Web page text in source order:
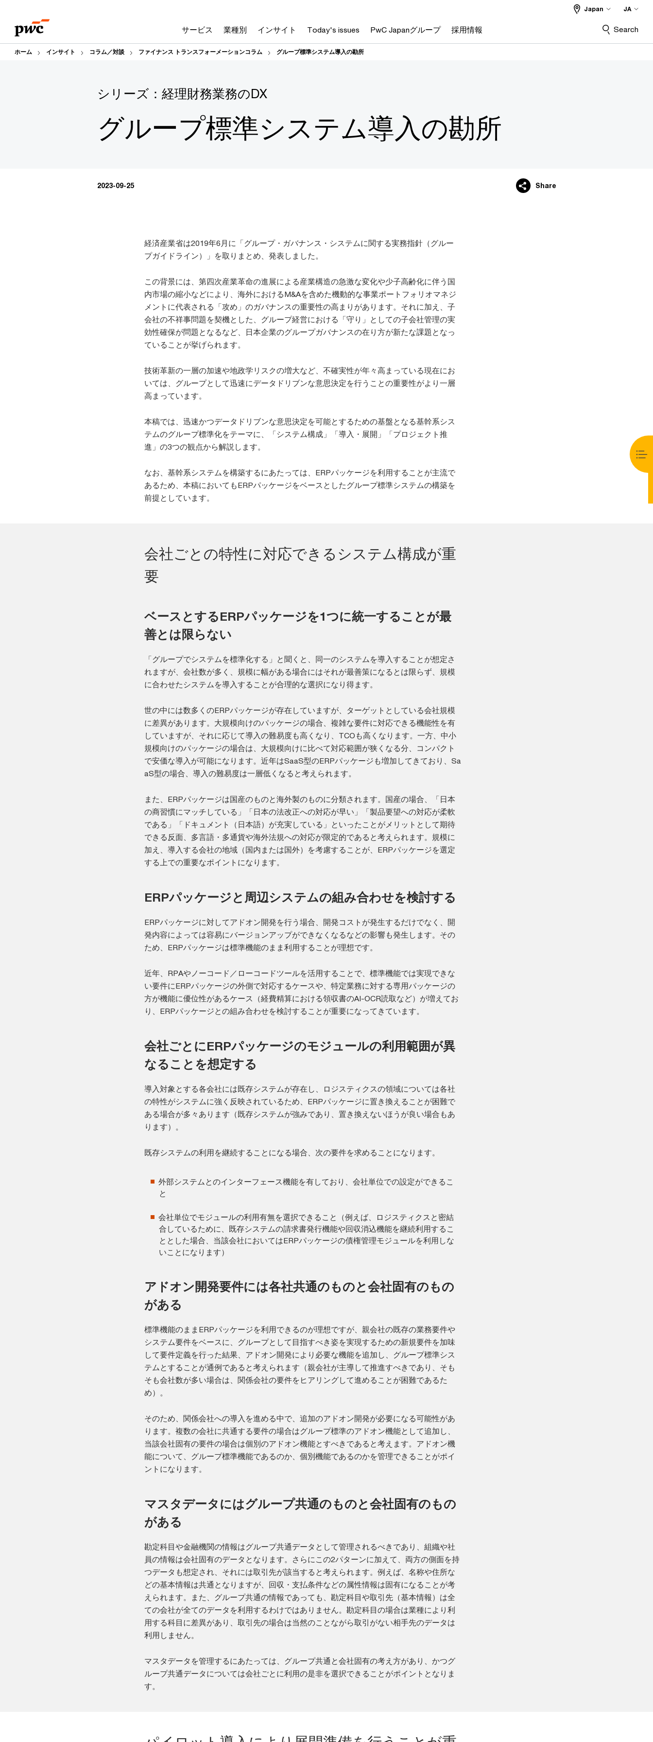
content
footer
サービス 業種別 インサイト Today's issues PwC Japanグループ 採用情報
Japan JA
Search
ホーム インサイト コラム／対談 ファイナンス トランスフォーメーションコラム グループ標準システム導入の勘所
シリーズ：経理財務業務のDX
グループ標準システム導入の勘所
2023-09-25 Share
経済産業省は2019年6月に「グループ・ガバナンス・システムに関する実務指針（グルー
プガイドライン）」を取りまとめ、発表しました。
この背景には、第四次産業革命の進展による産業構造の急激な変化や少子高齢化に伴う国
内市場の縮小などにより、海外におけるM&Aを含めた機動的な事業ポートフォリオマネジ
メントに代表される「攻め」のガバナンスの重要性の高まりがあります。それに加え、子
会社の不祥事問題を契機とした、グループ経営における「守り」としての子会社管理の実
効性確保が問題となるなど、日本企業のグループガバナンスの在り方が新たな課題となっ
ていることが挙げられます。
技術革新の一層の加速や地政学リスクの増大など、不確実性が年々高まっている現在にお
いては、グループとして迅速にデータドリブンな意思決定を行うことの重要性がより一層
高まっています。
本稿では、迅速かつデータドリブンな意思決定を可能とするための基盤となる基幹系シス
テムのグループ標準化をテーマに、「システム構成」「導入・展開」「プロジェクト推
進」の3つの観点から解説します。
なお、基幹系システムを構築するにあたっては、ERPパッケージを利用することが主流で
あるため、本稿においてもERPパッケージをベースとしたグループ標準システムの構築を
前提としています。
会社ごとの特性に対応できるシステム構成が重
要
ベースとするERPパッケージを1つに統一することが最
善とは限らない
「グループでシステムを標準化する」と聞くと、同一のシステムを導入することが想定さ
れますが、会社数が多く、規模に幅がある場合にはそれが最善策になるとは限らず、規模
に合わせたシステムを導入することが合理的な選択になり得ます。
世の中には数多くのERPパッケージが存在していますが、ターゲットとしている会社規模
に差異があります。大規模向けのパッケージの場合、複雑な要件に対応できる機能性を有
していますが、それに応じて導入の難易度も高くなり、TCOも高くなります。一方、中小
規模向けのパッケージの場合は、大規模向けに比べて対応範囲が狭くなる分、コンパクト
で安価な導入が可能になります。近年はSaaS型のERPパッケージも増加してきており、Sa
aS型の場合、導入の難易度は一層低くなると考えられます。
また、ERPパッケージは国産のものと海外製のものに分類されます。国産の場合、「日本
の商習慣にマッチしている」「日本の法改正への対応が早い」「製品要望への対応が柔軟
である」「ドキュメント（日本語）が充実している」といったことがメリットとして期待
できる反面、多言語・多通貨や海外法規への対応が限定的であると考えられます。規模に
加え、導入する会社の地域（国内または国外）を考慮することが、ERPパッケージを選定
する上での重要なポイントになります。
ERPパッケージと周辺システムの組み合わせを検討する
ERPパッケージに対してアドオン開発を行う場合、開発コストが発生するだけでなく、開
発内容によっては容易にバージョンアップができなくなるなどの影響も発生します。その
ため、ERPパッケージは標準機能のまま利用することが理想です。
近年、RPAやノーコード／ローコードツールを活用することで、標準機能では実現できな
い要件にERPパッケージの外側で対応するケースや、特定業務に対する専用パッケージの
方が機能に優位性があるケース（経費精算における領収書のAI-OCR読取など）が増えてお
り、ERPパッケージとの組み合わせを検討することが重要になってきています。
会社ごとにERPパッケージのモジュールの利用範囲が異
なることを想定する
導入対象とする各会社には既存システムが存在し、ロジスティクスの領域については各社
の特性がシステムに強く反映されているため、ERPパッケージに置き換えることが困難で
ある場合が多々あります（既存システムが強みであり、置き換えないほうが良い場合もあ
ります）。
既存システムの利用を継続することになる場合、次の要件を求めることになります。
外部システムとのインターフェース機能を有しており、会社単位での設定ができるこ
と
会社単位でモジュールの利用有無を選択できること（例えば、ロジスティクスと密結
合しているために、既存システムの請求書発行機能や回収消込機能を継続利用するこ
ととした場合、当該会社においてはERPパッケージの債権管理モジュールを利用しな
いことになります）
アドオン開発要件には各社共通のものと会社固有のもの
がある
標準機能のままERPパッケージを利用できるのが理想ですが、親会社の既存の業務要件や
システム要件をベースに、グループとして目指すべき姿を実現するための新規要件を加味
して要件定義を行った結果、アドオン開発により必要な機能を追加し、グループ標準シス
テムとすることが通例であると考えられます（親会社が主導して推進すべきであり、そも
そも会社数が多い場合は、関係会社の要件をヒアリングして進めることが困難であるた
め）。
そのため、関係会社への導入を進める中で、追加のアドオン開発が必要になる可能性があ
ります。複数の会社に共通する要件の場合はグループ標準のアドオン機能として追加し、
当該会社固有の要件の場合は個別のアドオン機能とすべきであると考えます。アドオン機
能について、グループ標準機能であるのか、個別機能であるのかを管理できることがポイ
ントになります。
マスタデータにはグループ共通のものと会社固有のもの
がある
勘定科目や金融機関の情報はグループ共通データとして管理されるべきであり、組織や社
員の情報は会社固有のデータとなります。さらにこの2パターンに加えて、両方の側面を持
つデータも想定され、それには取引先が該当すると考えられます。例えば、名称や住所な
どの基本情報は共通となりますが、回収・支払条件などの属性情報は固有になることが考
えられます。また、グループ共通の情報であっても、勘定科目や取引先（基本情報）は全
ての会社が全てのデータを利用するわけではありません。勘定科目の場合は業種により利
用する科目に差異があり、取引先の場合は当然のことながら取引がない相手先のデータは
利用しません。
マスタデータを管理するにあたっては、グループ共通と会社固有の考え方があり、かつグ
ループ共通データについては会社ごとに利用の是非を選択できることがポイントとなりま
す。